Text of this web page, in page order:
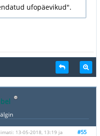
ufopäevikud".
#55
13-05-2018, 13:19 ja